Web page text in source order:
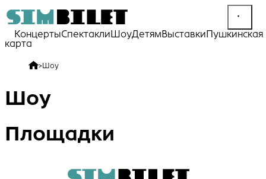
КонцертыСпектакли ШоуДетямВыставкиПушкинская
карта
>Шоу
Шоу
Площадки